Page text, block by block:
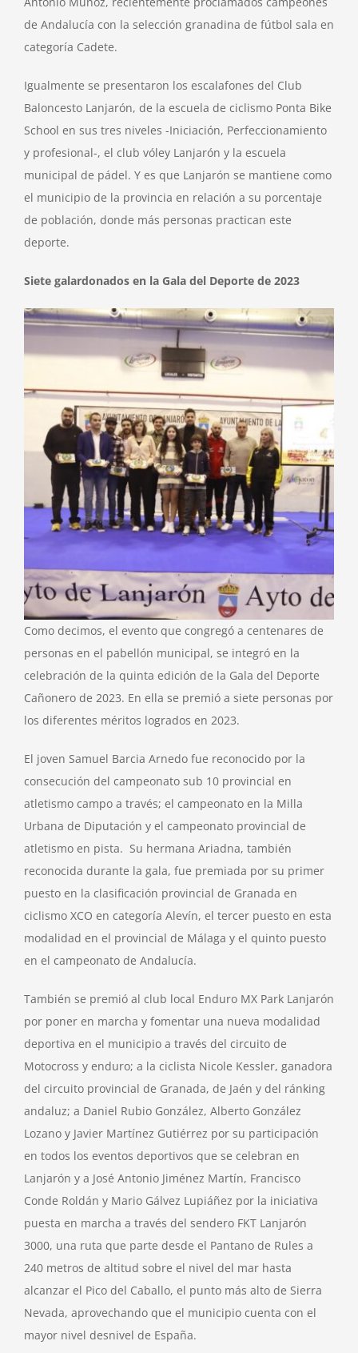
de Andalucía con la selección granadina de fútbol sala en
categoría Cadete.
Igualmente se presentaron los escalafones del Club
Baloncesto Lanjarón, de la escuela de ciclismo Ponta Bike
School en sus tres niveles -Iniciación, Perfeccionamiento
y profesional-, el club vóley Lanjarón y la escuela
municipal de pádel. Y es que Lanjarón se mantiene como
el municipio de la provincia en relación a su porcentaje
de población, donde más personas practican este
deporte.
Siete galardonados en la Gala del Deporte de 2023
Como decimos, el evento que congregó a centenares de
personas en el pabellón municipal, se integró en la
celebración de la quinta edición de la Gala del Deporte
Cañonero de 2023. En ella se premió a siete personas por
los diferentes méritos logrados en 2023.
El joven Samuel Barcia Arnedo fue reconocido por la
consecución del campeonato sub 10 provincial en
atletismo campo a través; el campeonato en la Milla
Urbana de Diputación y el campeonato provincial de
atletismo en pista. Su hermana Ariadna, también
reconocida durante la gala, fue premiada por su primer
puesto en la clasificación provincial de Granada en
ciclismo XCO en categoría Alevín, el tercer puesto en esta
modalidad en el provincial de Málaga y el quinto puesto
en el campeonato de Andalucía.
También se premió al club local Enduro MX Park Lanjarón
por poner en marcha y fomentar una nueva modalidad
deportiva en el municipio a través del circuito de
Motocross y enduro; a la ciclista Nicole Kessler, ganadora
del circuito provincial de Granada, de Jaén y del ránking
andaluz; a Daniel Rubio González, Alberto González
Lozano y Javier Martínez Gutiérrez por su participación
en todos los eventos deportivos que se celebran en
Lanjarón y a José Antonio Jiménez Martín, Francisco
Conde Roldán y Mario Gálvez Lupiáñez por la iniciativa
puesta en marcha a través del sendero FKT Lanjarón
3000, una ruta que parte desde el Pantano de Rules a
240 metros de altitud sobre el nivel del mar hasta
alcanzar el Pico del Caballo, el punto más alto de Sierra
Nevada, aprovechando que el municipio cuenta con el
mayor nivel desnivel de España.